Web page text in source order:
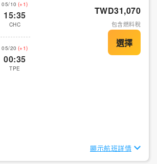
05/10 (+1)
15:35
CHC
05/20 (+1)
00:35
TPE
TWD31,070
包含燃料稅
顯示航班詳情